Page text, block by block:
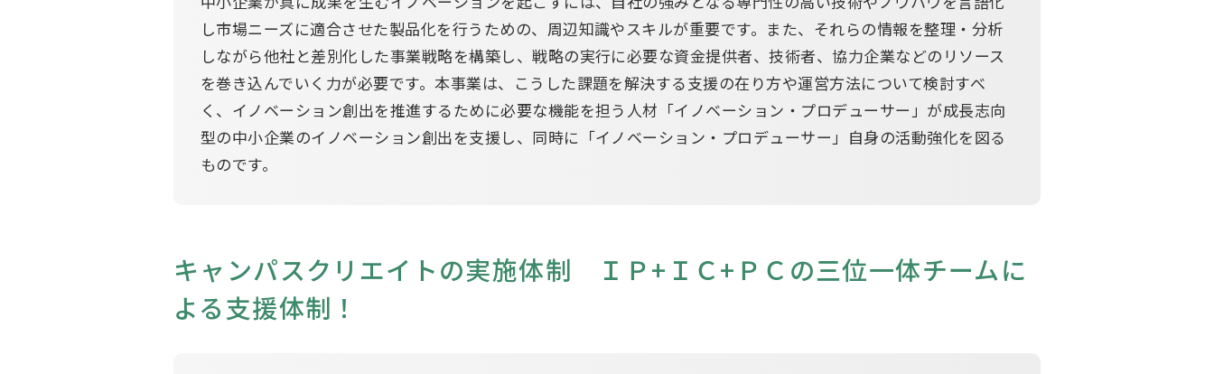
し市場ニーズに適合させた製品化を行うための、周辺知識やスキルが重要です。また、それらの情報を整理・分析
しながら他社と差別化した事業戦略を構築し、戦略の実行に必要な資金提供者、技術者、協力企業などのリソース
を巻き込んでいく力が必要です。本事業は、こうした課題を解決する支援の在り方や運営方法について検討すべ
く、イノベーション創出を推進するために必要な機能を担う人材「イノベーション・プロデューサー」が成長志向
型の中小企業のイノベーション創出を支援し、同時に「イノベーション・プロデューサー」自身の活動強化を図る
ものです。
キャンパスクリエイトの実施体制 ＩＰ+ＩＣ+ＰＣの三位一体チームに
よる支援体制！